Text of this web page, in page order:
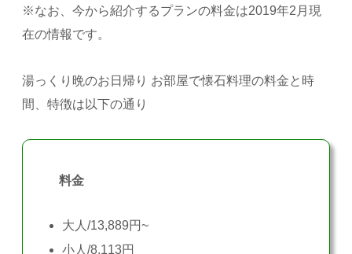
※なお、今から紹介するプランの料金は2019年2月現
在の情報です。
湯っくり晩のお日帰り お部屋で懐石料理の料金と時
間、特徴は以下の通り
料金
大人/13,889円~
小人/8,113円